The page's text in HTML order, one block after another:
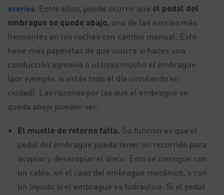
averías . Entre ellos, puede ocurrir que el pedal del
embrague se quede abajo, una de las averías más
frecuentes en los coches con cambio manual. Esto
tiene más papeletas de que ocurra si haces una
conducción agresiva o utilizas mucho el embrague
(por ejemplo, si estás todo el día circulando en
ciudad). Las razones por las que el embrague se
queda abajo pueden ser:
El muelle de retorno falla. Su función es que el
pedal del embrague pueda tener un recorrido para
acoplar y desacoplar el disco. Esto se consigue con
un cable, en el caso del embrague mecánico, o con
un líquido si el embrague es hidráulico. Si el pedal